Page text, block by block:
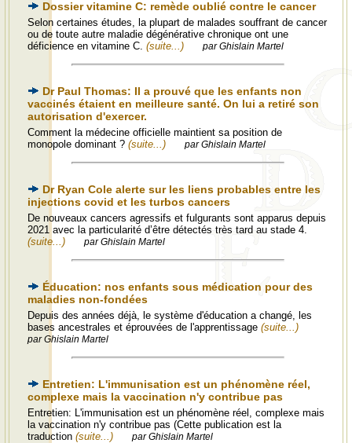
Dossier vitamine C: remède oublié contre le cancer
Selon certaines études, la plupart de malades souffrant de cancer
ou de toute autre maladie dégénérative chronique ont une
déficience en vitamine C. (suite...) par Ghislain Martel
Dr Paul Thomas: Il a prouvé que les enfants non
vaccinés étaient en meilleure santé. On lui a retiré son
autorisation d'exercer.
Comment la médecine officielle maintient sa position de
monopole dominant ? (suite...) par Ghislain Martel
Dr Ryan Cole alerte sur les liens probables entre les
injections covid et les turbos cancers
De nouveaux cancers agressifs et fulgurants sont apparus depuis
2021 avec la particularité d’être détectés très tard au stade 4.
(suite...)
par Ghislain Martel
Éducation: nos enfants sous médication pour des
maladies non-fondées
Depuis des années déjà, le système d'éducation a changé, les
bases ancestrales et éprouvées de l'apprentissage (suite...)
par Ghislain Martel
Entretien: L'immunisation est un phénomène réel,
complexe mais la vaccination n'y contribue pas
Entretien: L'immunisation est un phénomène réel, complexe mais
la vaccination n'y contribue pas (Cette publication est la
traduction (suite...) par Ghislain Martel